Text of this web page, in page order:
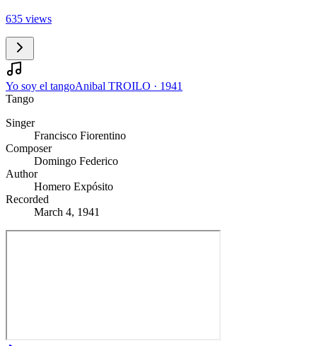
635 views
Yo soy el tangoAnibal TROILO · 1941
Tango
Singer
Francisco Fiorentino
Composer
Domingo Federico
Author
Homero Expósito
Recorded
March 4, 1941